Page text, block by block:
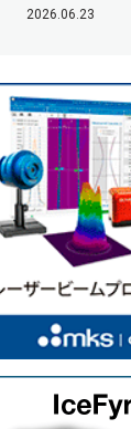
2026.06.23